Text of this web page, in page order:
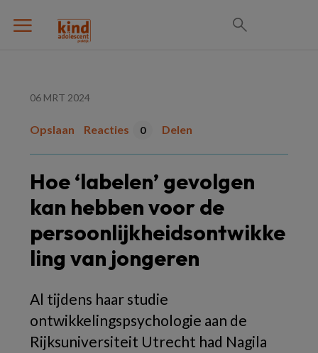
06 MRT 2024
Opslaan Reacties 0 Delen
Hoe ‘labelen’ gevolgen
kan hebben voor de
persoonlijkheidsontwikke
ling van jongeren
Al tijdens haar studie
ontwikkelingspsychologie aan de
Rijksuniversiteit Utrecht had Nagila